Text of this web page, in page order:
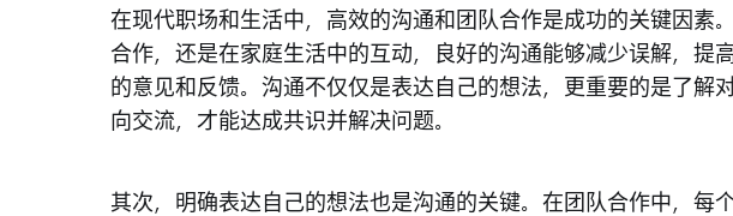
在现代职场和生活中，高效的沟通和团队合作是成功的关键因素
合作，还是在家庭生活中的互动，良好的沟通能够减少误解，提
的意见和反馈。沟通不仅仅是表达自己的想法，更重要的是了解
向交流，才能达成共识并解决问题。
其次，明确表达自己的想法也是沟通的关键。在团队合作中，每